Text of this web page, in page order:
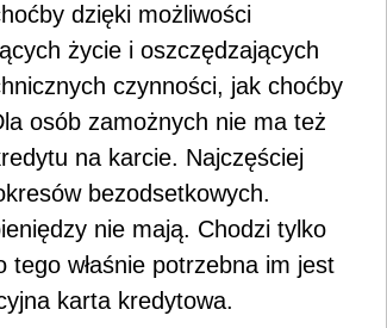
dzięki możliwości
życie i oszczędzających
czynności, jak choćby
osób zamożnych nie ma też
na karcie. Najczęściej
bezodsetkowych.
nie mają. Chodzi tylko
właśnie potrzebna im jest
karta kredytowa.